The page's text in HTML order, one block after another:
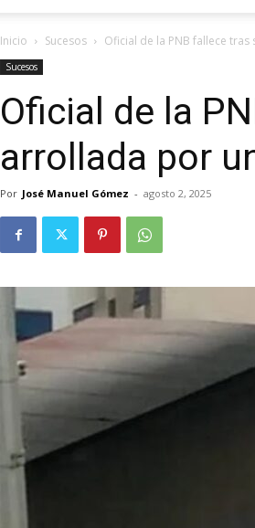
Inicio Sucesos Oficial de la PNB fallece
Sucesos
Oficial de la
arrollada por
Por José Manuel Gómez - agosto 2, 2025